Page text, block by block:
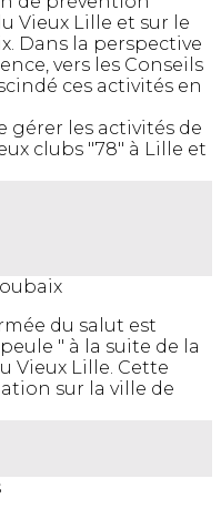
Vieux Lille et sur le
Dans la perspective
vers les Conseils
ces activités en
gérer les activités de
clubs "78" à Lille et
du salut est
" à la suite de la
Vieux Lille. Cette
sur la ville de